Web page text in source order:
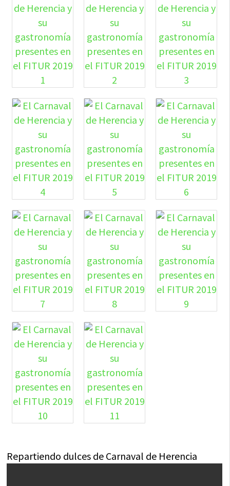
Repartiendo dulces de Carnaval de Herencia